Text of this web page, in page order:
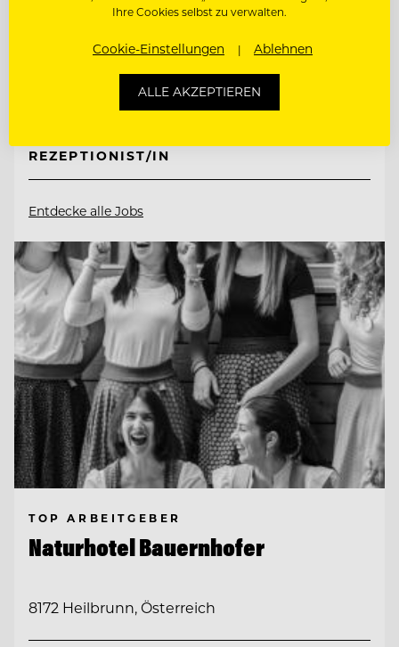
8225 Pöllauberg, Österreich
ETAGENFACHKRAFT (M/W/D)
REZEPTIONIST/IN
Entdecke alle Jobs
TOP ARBEITGEBER
Naturhotel Bauernhofer
8172 Heilbrunn, Österreich
Ihre Cookies selbst zu verwalten.
Cookie-Einstellungen Ablehnen
ALLE AKZEPTIEREN